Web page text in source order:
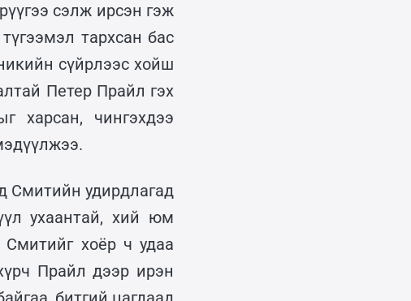
сэлж ирсэн гэж
тархсан бас
сүйрлээс хойш
Петер Прайл гэх
харсан, чингэхдээ
Смитийн удирдлагад
ухаантай, хий юм
Смитийг хоёр ч удаа
Прайл дээр ирэн